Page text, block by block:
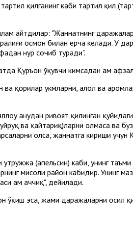
тартил қилганинг каби тартил қил
айтдилар: "Жаннатнинг
осмон билан ерча келади. У
нур сочиб туради".
Қуръон ўқувчи кимсадан ҳам
қорилар ҳукмларни, ҳалол ва
анҳудан ривоят қилинган қуйидаги
ва қайтариқ)ларни олмаса ва
олса, жаннатга кириши учун
(апельсин) каби, унинг таъми
мисоли райҳон кабидир. Унинг
ҳам аччиқ", дейилади.
эса, жами даражаларни ҳосил